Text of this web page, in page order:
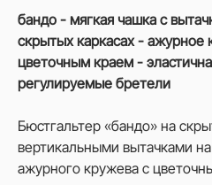
бандо - мягкая чашка с
скрытых каркасах - ажурное
цветочным краем -
регулируемые бретели
Бюстгальтер «бандо» на
вертикальными вытачками
ажурного кружева с